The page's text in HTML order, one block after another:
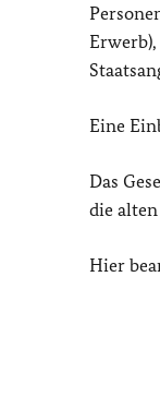
Eine
Das
die
Hier